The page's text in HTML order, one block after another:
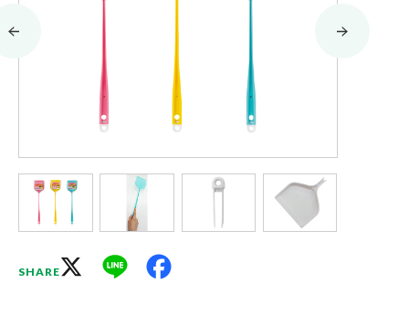
SHARE Line